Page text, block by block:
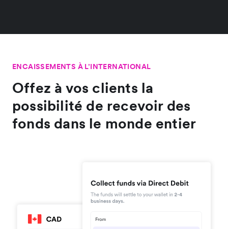
ENCAISSEMENTS À L’INTERNATIONAL
Offez à vos clients la
possibilité de recevoir des
fonds dans le monde entier